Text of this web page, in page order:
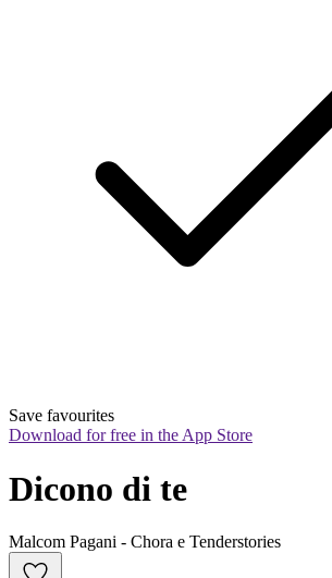
Save favourites
Download for free in the App Store
Dicono di te
Malcom Pagani - Chora e Tenderstories